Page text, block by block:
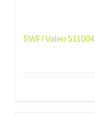
SWF/ Valeo 511004